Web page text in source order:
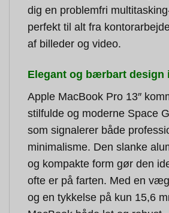
dig en problemfri
perfekt til alt fra
af billeder og video.
Elegant og bærbart design
Apple MacBook Pro 13″
stilfulde og moderne Space
som signalerer både
minimalisme. Den slanke
og kompakte form gør den
ofte er på farten. Med en
og en tykkelse på kun 15,6